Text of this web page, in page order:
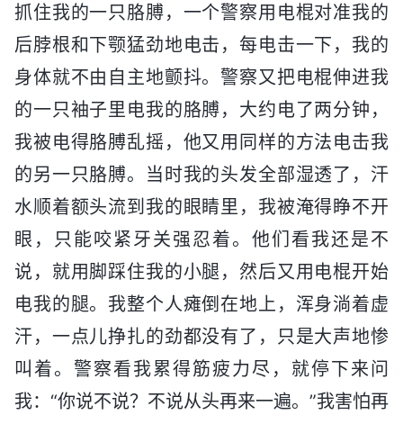
抓住我的一只胳膊，一个警察用电棍对准我的
后脖根和下颚猛劲地电击，每电击一下，我的
身体就不由自主地颤抖。警察又把电棍伸进我
的一只袖子里电我的胳膊，大约电了两分钟，
我被电得胳膊乱摇，他又用同样的方法电击我
的另一只胳膊。当时我的头发全部湿透了，汗
水顺着额头流到我的眼睛里，我被淹得睁不开
眼，只能咬紧牙关强忍着。他们看我还是不
说，就用脚踩住我的小腿，然后又用电棍开始
电我的腿。我整个人瘫倒在地上，浑身淌着虚
汗，一点儿挣扎的劲都没有了，只是大声地惨
叫着。警察看我累得筋疲力尽，就停下来问
我：“你说不说？不说从头再来一遍。”我害怕再